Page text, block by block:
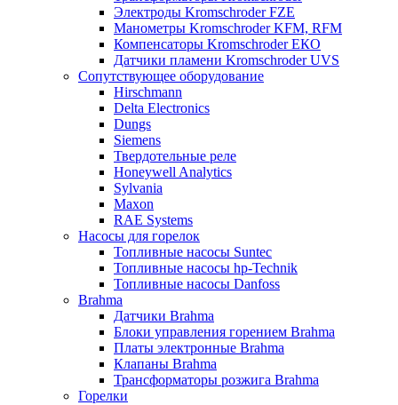
Электроды Kromschroder FZE
Манометры Kromschroder KFM, RFM
Компенсаторы Kromschroder ЕКО
Датчики пламени Kromschroder UVS
Сопутствующее оборудование
Hirschmann
Delta Electronics
Dungs
Siemens
Твердотельные реле
Honeywell Analytics
Sylvania
Maxon
RAE Systems
Насосы для горелок
Топливные насосы Suntec
Топливные насосы hp-Technik
Топливные насосы Danfoss
Brahma
Датчики Brahma
Блоки управления горением Brahma
Платы электронные Brahma
Клапаны Brahma
Трансформаторы розжига Brahma
Горелки